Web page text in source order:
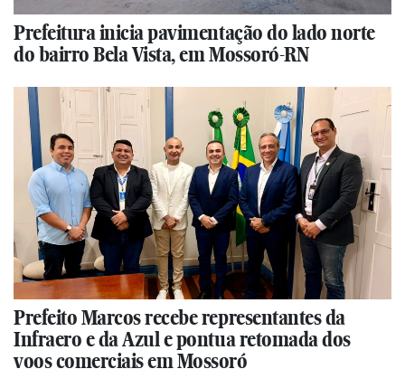
Prefeitura inicia pavimentação do lado norte
do bairro Bela Vista, em Mossoró-RN
Prefeito Marcos recebe representantes da
Infraero e da Azul e pontua retomada dos
voos comerciais em Mossoró